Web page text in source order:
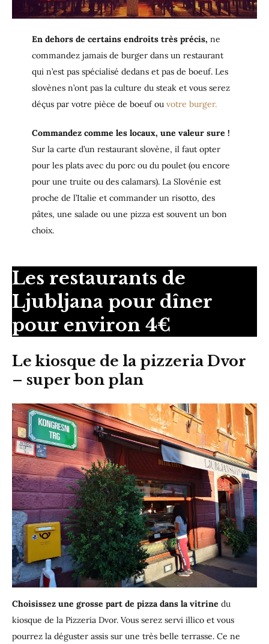
En dehors de certains endroits très précis, ne
commandez jamais de burger dans un restaurant
qui n’est pas spécialisé dedans et pas de boeuf. Les
slovènes n’ont pas la culture du steak et vous serez
déçus par votre pièce de boeuf ou votre burger.
Commandez comme les locaux, une valeur sure !
Sur la carte d’un restaurant slovène, il faut opter
pour les plats avec du porc ou du poulet (ou encore
pour une truite ou des calamars). La Slovénie est
proche de l’Italie et commander un risotto, des
pâtes, une salade ou une pizza est souvent un bon
choix.
Les restaurants de
Ljubljana pour dîner
pour environ 4€
Le kiosque de la pizzeria Dvor
– super bon plan
Choisissez une grosse part de pizza dans la vitrine du
kiosque de la Pizzeria Dvor. Vous serez servi illico et vous
pourrez la déguster assis sur une très belle terrasse. Ce ne